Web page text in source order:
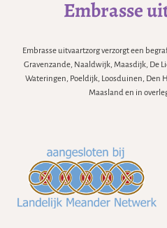
Embrasse
Embrasse uitvaartzorg verzorgt een
Gravenzande, Naaldwijk, Maasdijk, De
Wateringen, Poeldijk, Loosduinen, Den
Maasland en in